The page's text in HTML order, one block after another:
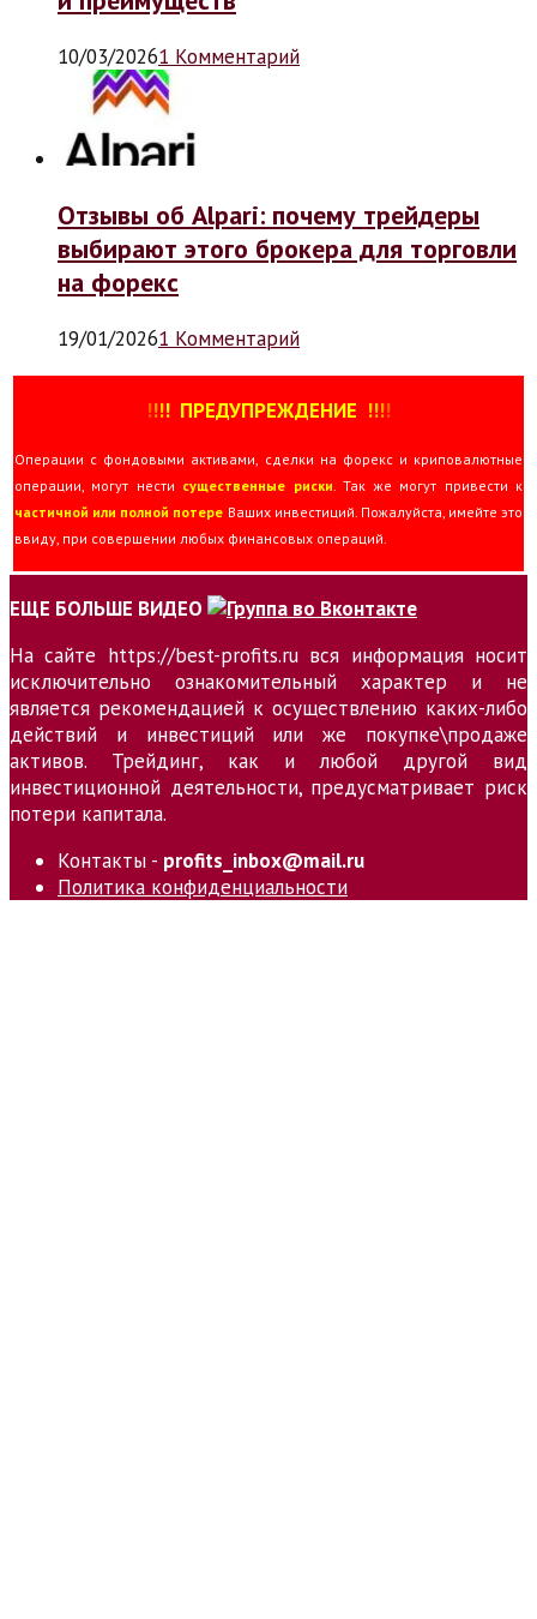
10/03/20261 Комментарий
Отзывы об Alpari: почему трейдеры
выбирают этого брокера для торговли
на форекс
19/01/20261 Комментарий
!!!! ПРЕДУПРЕЖДЕНИЕ !!!!
Операции с фондовыми активами, сделки на форекс и криповалютные
операции, могут нести существенные риски . Так же могут привести к
частичной или полной потере Ваших инвестиций. Пожалуйста, имейте это
ввиду, при совершении любых финансовых операций.
ЕЩЕ БОЛЬШЕ ВИДЕО
На сайте https://best-profits.ru вся информация носит
исключительно ознакомительный характер и не
является рекомендацией к осуществлению каких-либо
действий и инвестиций или же покупке\продаже
активов. Трейдинг, как и любой другой вид
инвестиционной деятельности, предусматривает риск
потери капитала.
Контакты - profits_inbox@mail.ru
Политика конфиденциальности